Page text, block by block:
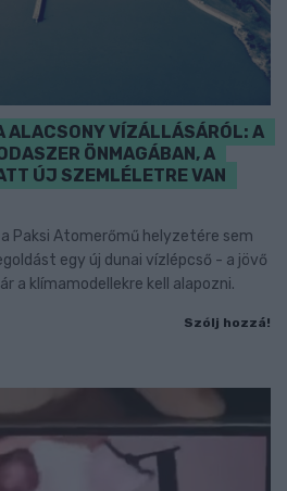
ALACSONY VÍZÁLLÁSÁRÓL: A
ÖNMAGÁBAN, A
ÚJ SZEMLÉLETRE VAN
Paksi Atomerőmű helyzetére sem
egy új dunai vízlépcső - a jövő
a klímamodellekre kell alapozni.
Szólj hozzá!